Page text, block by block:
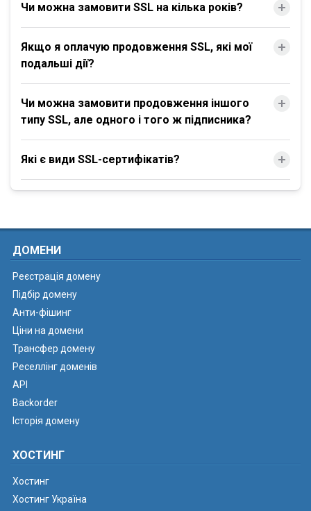
Чи можна замовити SSL на кілька років?
Якщо я оплачую продовження SSL, які мої
подальші дії?
Чи можна замовити продовження іншого
типу SSL, але одного і того ж підписника?
Які є види SSL-сертифікатів?
ДОМЕНИ
Реєстрація домену
Підбір домену
Анти-фішинг
Ціни на домени
Трансфер домену
Реселлінг доменів
API
Backorder
Історія домену
ХОСТИНГ
Хостинг
Хостинг Україна